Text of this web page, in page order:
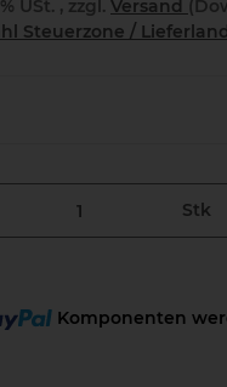
USt. , zzgl. Versand
Steuerzone / Lieferland
Stk
Komponenten